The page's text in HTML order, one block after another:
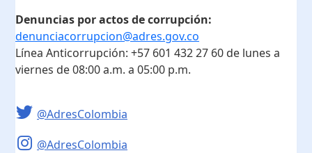
Denuncias por actos de corrupción:
denunciacorrupcion@adres.gov.co
Línea Anticorrupción: +57 601 432 27 60 de lunes a
viernes de 08:00 a.m. a 05:00 p.m.
@AdresColombia
@AdresColombia